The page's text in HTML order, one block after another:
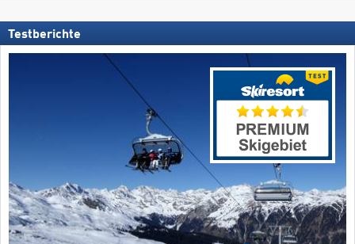
Testberichte